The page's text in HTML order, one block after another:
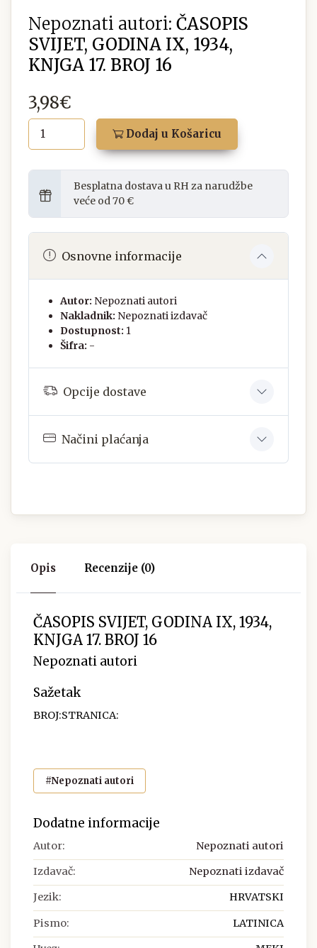
Nepoznati autori: ČASOPIS
SVIJET, GODINA IX, 1934,
KNJGA 17. BROJ 16
3,98€
Dodaj u Košaricu
Besplatna dostava u RH za narudžbe
veće od 70 €
Osnovne informacije
Autor: Nepoznati autori
Nakladnik: Nepoznati izdavač
Dostupnost: 1
Šifra: -
Opcije dostave
Načini plaćanja
Opis Recenzije (0)
ČASOPIS SVIJET, GODINA IX, 1934,
KNJGA 17. BROJ 16
Nepoznati autori
Sažetak
BROJ:STRANICA:
#Nepoznati autori
Dodatne informacije
Autor: Nepoznati autori
Izdavač: Nepoznati izdavač
Jezik: HRVATSKI
Pismo: LATINICA